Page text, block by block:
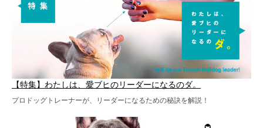
【特集】わたしは、愛ブヒのリーダーになるのダ。
プロドッグトレーナーが、リーダーになるための秘訣を解説！